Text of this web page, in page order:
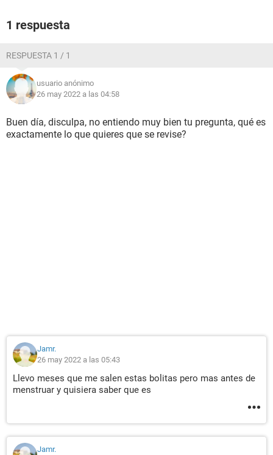
1 respuesta
RESPUESTA 1 / 1
usuario anónimo
26 may 2022 a las 04:58
Buen día, disculpa, no entiendo muy bien tu pregunta, qué es
exactamente lo que quieres que se revise?
Jamr.
26 may 2022 a las 05:43
Llevo meses que me salen estas bolitas pero mas antes de
menstruar y quisiera saber que es
Jamr.